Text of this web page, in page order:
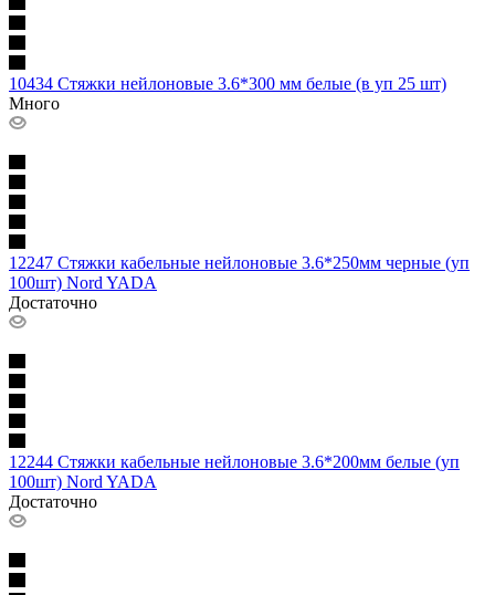
10434 Стяжки нейлоновые 3.6*300 мм белые (в уп 25 шт)
Много
12247 Стяжки кабельные нейлоновые 3.6*250мм черные (уп
100шт) Nord YADA
Достаточно
12244 Стяжки кабельные нейлоновые 3.6*200мм белые (уп
100шт) Nord YADA
Достаточно